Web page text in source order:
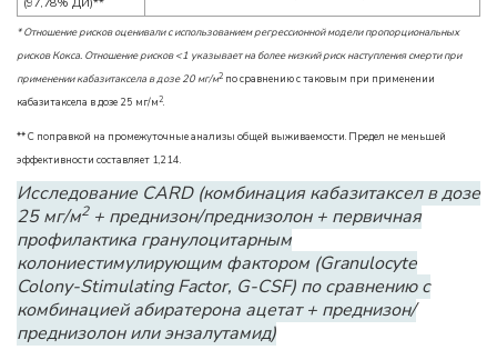
* Отношение рисков оценивали с использованием регрессионной модели пропорциональных
рисков Кокса. Отношение рисков <1 указывает на более низкий риск наступления смерти при
применении кабазитаксела в дозе 20 мг/м2 по сравнению с таковым при применении
кабазитаксела в дозе 25 мг/м2.
** С поправкой на промежуточные анализы общей выживаемости. Предел не меньшей
эффективности составляет 1,214.
Исследование CARD (комбинация кабазитаксел в дозе
25 мг/м2+ преднизон/преднизолон + первичная
профилактика гранулоцитарным
колониестимулирующим фактором (Granulocyte
Colony-Stimulating Factor, G-CSF) по сравнению с
комбинацией абиратерона ацетат + преднизон/
преднизолон или энзалутамид)